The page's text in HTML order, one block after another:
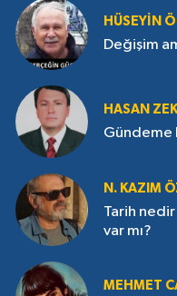
HÜSEYIN
Değişim
HASAN
Gündeme
N. KAZIM
Tarih
var mı?
MEHMET